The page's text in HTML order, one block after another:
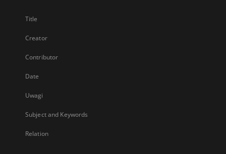
Title
Creator
Contributor
Date
Uwagi
Subject and Keywords
Relation